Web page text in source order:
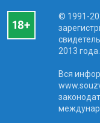
© 1991-
2013 года.
Вся